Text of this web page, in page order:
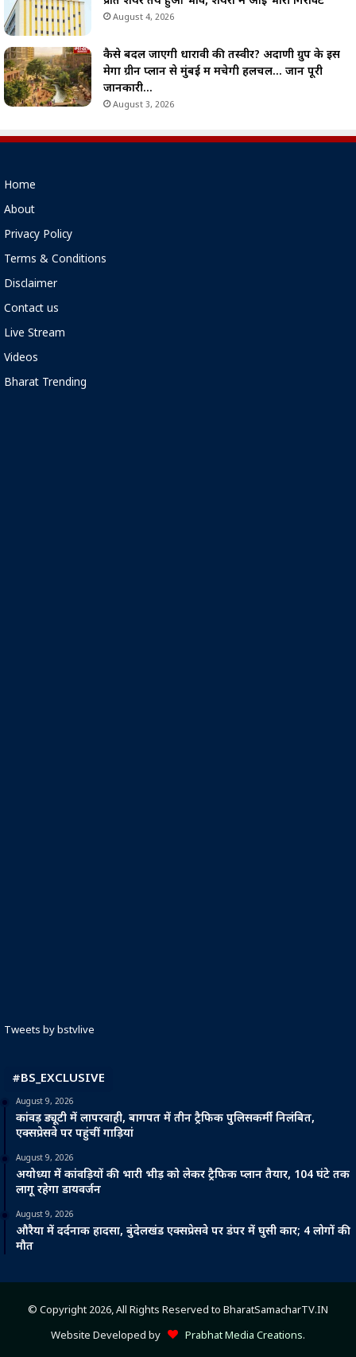
August 4, 2026
कैसे बदल जाएगी धारावी की तस्वीर? अदाणी ग्रुप के इस
मेगा ग्रीन प्लान से मुंबई में मचेगी हलचल… जानें पूरी
जानकारी…
August 3, 2026
Home
About
Privacy Policy
Terms & Conditions
Disclaimer
Contact us
Live Stream
Videos
Bharat Trending
Tweets by bstvlive
#BS_EXCLUSIVE
August 9, 2026
कांवड़ ड्यूटी में लापरवाही, बागपत में तीन ट्रैफिक पुलिसकर्मी निलंबित,
एक्सप्रेसवे पर पहुंचीं गाड़ियां
August 9, 2026
अयोध्या में कांवड़ियों की भारी भीड़ को लेकर ट्रैफिक प्लान तैयार, 104 घंटे तक
लागू रहेगा डायवर्जन
August 9, 2026
औरैया में दर्दनाक हादसा, बुंदेलखंड एक्सप्रेसवे पर डंपर में घुसी कार; 4 लोगों की
मौत
© Copyright 2026, All Rights Reserved to BharatSamacharTV.IN
Website Developed by
Prabhat Media Creations.